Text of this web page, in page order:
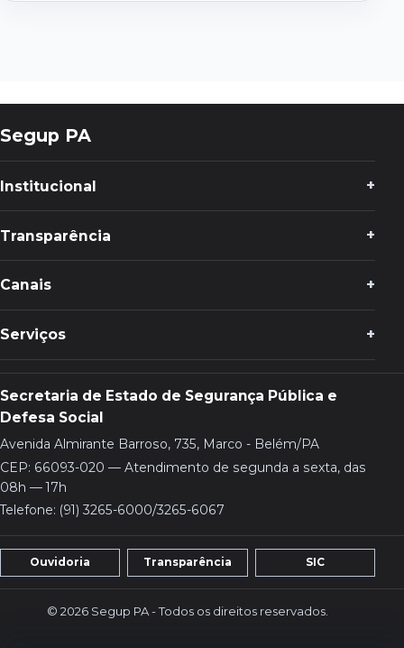
Segup PA
Institucional
Transparência
Canais
Serviços
Secretaria de Estado de Segurança Pública e
Defesa Social
Avenida Almirante Barroso, 735, Marco - Belém/PA
CEP: 66093-020 — Atendimento de segunda a sexta, das
08h — 17h
Telefone: (91) 3265-6000/3265-6067
Ouvidoria Transparência SIC
© 2026 Segup PA - Todos os direitos reservados.